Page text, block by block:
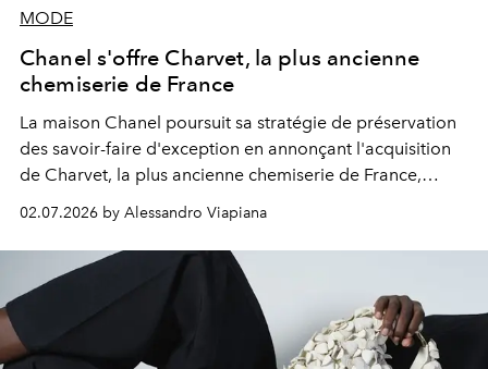
MODE
Chanel s'offre Charvet, la plus ancienne
chemiserie de France
La maison Chanel poursuit sa stratégie de préservation
des savoir-faire d'exception en annonçant l'acquisition
de Charvet, la plus ancienne chemiserie de France,
fondée en 1838.
02.07.2026 by Alessandro Viapiana